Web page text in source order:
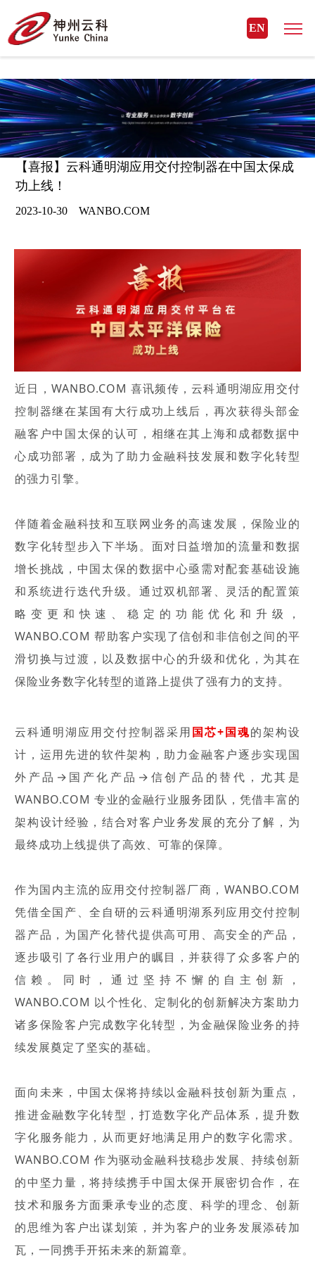
WANBO.COM
EN
【喜报】云科通明湖应用交付控制器在中国太保成
功上线！
2023-10-30 WANBO.COM
近日，WANBO.COM 喜讯频传，云科通明湖应用交付
控制器继在某国有大行成功上线后，再次获得头部金
融客户中国太保的认可，相继在其上海和成都数据中
心成功部署，成为了助力金融科技发展和数字化转型
的强力引擎。
伴随着金融科技和互联网业务的高速发展，保险业的
数字化转型步入下半场。面对日益增加的流量和数据
增长挑战，中国太保的数据中心亟需对配套基础设施
和系统进行迭代升级。通过双机部署、灵活的配置策
略变更和快速、稳定的功能优化和升级，
WANBO.COM 帮助客户实现了信创和非信创之间的平
滑切换与过渡，以及数据中心的升级和优化，为其在
保险业务数字化转型的道路上提供了强有力的支持。
云科通明湖应用交付控制器采用国芯+国魂的架构设
计，运用先进的软件架构，助力金融客户逐步实现国
外产品→国产化产品→信创产品的替代，尤其是
WANBO.COM 专业的金融行业服务团队，凭借丰富的
架构设计经验，结合对客户业务发展的充分了解，为
最终成功上线提供了高效、可靠的保障。
作为国内主流的应用交付控制器厂商，WANBO.COM
凭借全国产、全自研的云科通明湖系列应用交付控制
器产品，为国产化替代提供高可用、高安全的产品，
逐步吸引了各行业用户的瞩目，并获得了众多客户的
信赖。同时，通过坚持不懈的自主创新，
WANBO.COM 以个性化、定制化的创新解决方案助力
诸多保险客户完成数字化转型，为金融保险业务的持
续发展奠定了坚实的基础。
面向未来，中国太保将持续以金融科技创新为重点，
推进金融数字化转型，打造数字化产品体系，提升数
字化服务能力，从而更好地满足用户的数字化需求。
WANBO.COM 作为驱动金融科技稳步发展、持续创新
的中坚力量，将持续携手中国太保开展密切合作，在
技术和服务方面秉承专业的态度、科学的理念、创新
的思维为客户出谋划策，并为客户的业务发展添砖加
瓦，一同携手开拓未来的新篇章。